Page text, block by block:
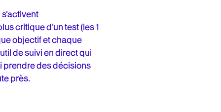
critique d’un test (les 1
objectif et chaque
de suivi en direct qui
prendre des décisions
près.